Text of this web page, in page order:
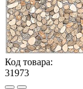
Код товара:
31973